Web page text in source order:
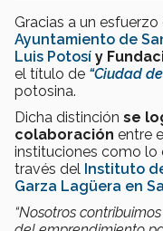
Gracias a un
Ayuntamiento de
Luis Potosí y
el título de “Ciudad
potosina.
Dicha distinción se
colaboración entre
instituciones como lo
través del Instituto
Garza Lagüera en
“Nosotros